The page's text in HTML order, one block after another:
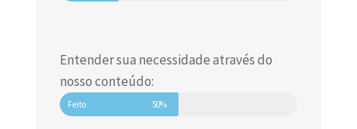
Entender sua necessidade através do
nosso conteúdo:
Feito 50%